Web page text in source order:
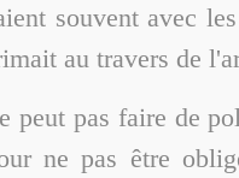
souvent avec
au travers de
peut pas faire de
ne pas être